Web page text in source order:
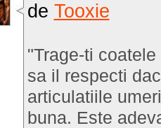
de Tooxie
"Trage-ti
sa il respecti
articulatiile
buna. Este